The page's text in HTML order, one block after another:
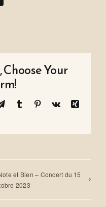
Your
TelegramTumblr Pinterest
Vk
Xing
et Bien – Concert du 15
2023